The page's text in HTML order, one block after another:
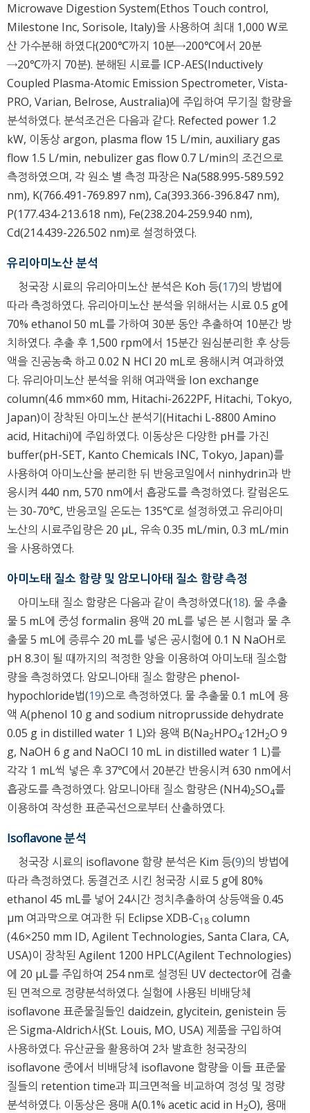
Microwave Digestion System(Ethos Touch control,
Milestone Inc, Sorisole, Italy)을 사용하여 최대 1,000 W로
산 가수분해 하였다(200℃까지 10분→200℃에서 20분
→20℃까지 70분). 분해된 시료를 ICP-AES(Inductively
Coupled Plasma-Atomic Emission Spectrometer, Vista-
PRO, Varian, Belrose, Australia)에 주입하여 무기질 함량을
분석하였다. 분석조건은 다음과 같다. Refected power 1.2
kW, 이동상 argon, plasma flow 15 L/min, auxiliary gas
flow 1.5 L/min, nebulizer gas flow 0.7 L/min의 조건으로
측정하였으며, 각 원소 별 측정 파장은 Na(588.995-589.592
nm), K(766.491-769.897 nm), Ca(393.366-396.847 nm),
P(177.434-213.618 nm), Fe(238.204-259.940 nm),
Cd(214.439-226.502 nm)로 설정하였다.
유리아미노산 분석
청국장 시료의 유리아미노산 분석은 Koh 등(17)의 방법에
따라 측정하였다. 유리아미노산 분석을 위해서는 시료 0.5 g에
70% ethanol 50 mL를 가하여 30분 동안 추출하여 10분간 방
치하였다. 추출 후 1,500 rpm에서 15분간 원심분리한 후 상등
액을 진공농축 하고 0.02 N HCl 20 mL로 용해시켜 여과하였
다. 유리아미노산 분석을 위해 여과액을 Ion exchange
column(4.6 mm×60 mm, Hitachi-2622PF, Hitachi, Tokyo,
Japan)이 장착된 아미노산 분석기(Hitachi L-8800 Amino
acid, Hitachi)에 주입하였다. 이동상은 다양한 pH를 가진
buffer(pH-SET, Kanto Chemicals INC, Tokyo, Japan)를
사용하여 아미노산을 분리한 뒤 반응코일에서 ninhydrin과 반
응시켜 440 nm, 570 nm에서 흡광도를 측정하였다. 칼럼온도
는 30-70℃, 반응코일 온도는 135℃로 설정하였고 유리아미
노산의 시료주입량은 20 μL, 유속 0.35 mL/min, 0.3 mL/min
을 사용하였다.
아미노태 질소 함량 및 암모니아태 질소 함량 측정
아미노태 질소 함량은 다음과 같이 측정하였다(18). 물 추출
물 5 mL에 중성 formalin 용액 20 mL를 넣은 본 시험과 물 추
출물 5 mL에 증류수 20 mL를 넣은 공시험에 0.1 N NaOH로
pH 8.3이 될 때까지의 적정한 양을 이용하여 아미노태 질소함
량을 측정하였다. 암모니아태 질소 함량은 phenol-
hypochloride법(19)으로 측정하였다. 물 추출물 0.1 mL에 용
액 A(phenol 10 g and sodium nitroprusside dehydrate
0.05 g in distilled water 1 L)와 용액 B(Na2HPO4·12H2O 9
g, NaOH 6 g and NaOCl 10 mL in distilled water 1 L)를
각각 1 mL씩 넣은 후 37℃에서 20분간 반응시켜 630 nm에서
흡광도를 측정하였다. 암모니아태 질소 함량은 (NH4)2SO4를
이용하여 작성한 표준곡선으로부터 산출하였다.
Isoflavone 분석
청국장 시료의 isoflavone 함량 분석은 Kim 등(9)의 방법에
따라 측정하였다. 동결건조 시킨 청국장 시료 5 g에 80%
ethanol 45 mL를 넣어 24시간 정치추출하여 상등액을 0.45
μm 여과막으로 여과한 뒤 Eclipse XDB-C18 column
(4.6×250 mm ID, Agilent Technologies, Santa Clara, CA,
USA)이 장착된 Agilent 1200 HPLC(Agilent Technologies)
에 20 μL를 주입하여 254 nm로 설정된 UV dectector에 검출
된 면적으로 정량분석하였다. 실험에 사용된 비배당체
isoflavone 표준물질들인 daidzein, glycitein, genistein 등
은 Sigma-Aldrich사(St. Louis, MO, USA) 제품을 구입하여
사용하였다. 유산균을 활용하여 2차 발효한 청국장의
isoflavone 중에서 비배당체 isoflavone 함량을 이들 표준물
질들의 retention time과 피크면적을 비교하여 정성 및 정량
분석하였다. 이동상은 용매 A(0.1% acetic acid in H2O), 용매